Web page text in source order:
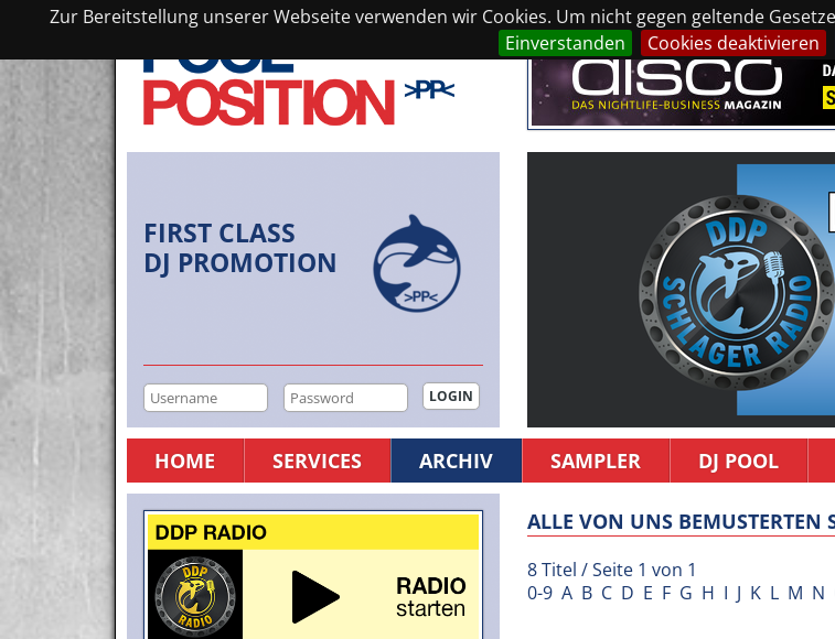
Zur Bereitstellung unserer Webseite verwenden wir Cookies. Um nicht gegen geltende
Einverstanden
Cookies deaktivieren
FIRST CLASS
DJ PROMOTION
HOME SERVICES ARCHIV SAMPLER DJ POOL
ALLE VON UNS BEMUSTERTEN
8 Titel / Seite 1 von 1
0-9 A B C D E F G H I J K L M N